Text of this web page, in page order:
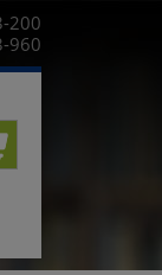
200
960